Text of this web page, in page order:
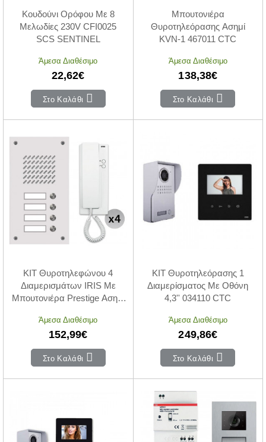
Κουδούνι Ορόφου Με 8
Μελωδίες 230V CFI0025
SCS SENTINEL
Άμεσα Διαθέσιμο
22,62€
Στο Καλάθι
Mπουτονιέρα
Θυροτηλεόρασης Ασημί
KVN-1 467011 CTC
Άμεσα Διαθέσιμο
138,38€
Στο Καλάθι
ΚΙΤ Θυροτηλεφώνου 4
Διαμερισμάτων IRIS Με
Μπουτονιέρα Prestige Ασημί
Άμεσα Διαθέσιμο
152,99€
Στο Καλάθι
KIT Θυροτηλεόρασης 1
Διαμερίσματος Με Οθόνη
4,3'' 034110 CTC
Άμεσα Διαθέσιμο
249,86€
Στο Καλάθι